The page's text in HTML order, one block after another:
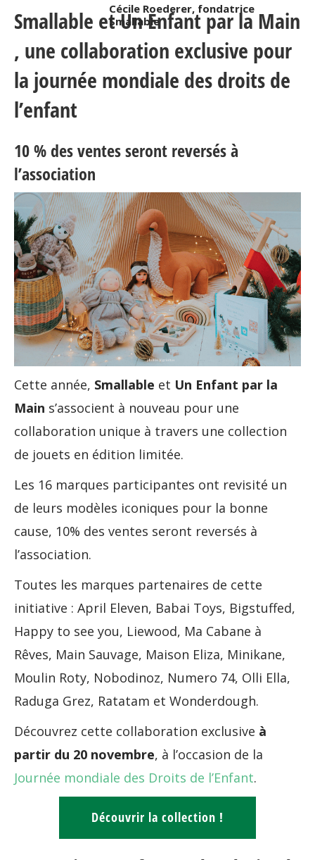
Cécile Roederer, fondatrice
Smallable
Smallable et Un Enfant par la Main
, une collaboration exclusive pour
la journée mondiale des droits de
l’enfant
10 % des ventes seront reversés à
l’association
Cette année, Smallable et Un Enfant par la
Main s’associent à nouveau pour une
collaboration unique à travers une collection
de jouets en édition limitée.
Les 16 marques participantes ont revisité un
de leurs modèles iconiques pour la bonne
cause, 10% des ventes seront reversés à
l’association.
Toutes les marques partenaires de cette
initiative : April Eleven, Babai Toys, Bigstuffed,
Happy to see you, Liewood, Ma Cabane à
Rêves, Main Sauvage, Maison Eliza, Minikane,
Moulin Roty, Nobodinoz, Numero 74, Olli Ella,
Raduga Grez, Ratatam et Wonderdough.
Découvrez cette collaboration exclusive à
partir du 20 novembre, à l’occasion de la
Journée mondiale des Droits de l’Enfant.
Découvrir la collection !